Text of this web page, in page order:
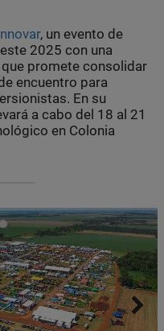
, un evento de
2025 con una
promete consolidar
encuentro para
En su
a cabo del 18 al 21
en Colonia